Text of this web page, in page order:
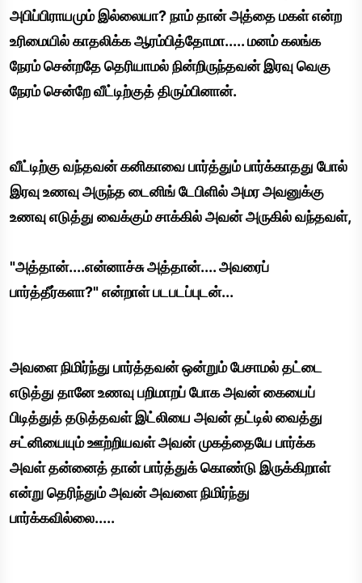
அபிப்பிராயமும் இல்லையா? நாம் தான் அத்தை மகள் என்ற
உரிமையில் காதலிக்க ஆரம்பித்தோமா..... மனம் கலங்க
நேரம் சென்றதே தெரியாமல் நின்றிருந்தவன் இரவு வெகு
நேரம் சென்றே வீட்டிற்குத் திரும்பினான்.
வீட்டிற்கு வந்தவன் கனிகாவை பார்த்தும் பார்க்காதது போல்
இரவு உணவு அருந்த டைனிங் டேபிளில் அமர அவனுக்கு
உணவு எடுத்து வைக்கும் சாக்கில் அவன் அருகில் வந்தவள்,
"அத்தான்....என்னாச்சு அத்தான்.... அவரைப்
பார்த்தீர்களா?" என்றாள் படபடப்புடன்...
அவளை நிமிர்ந்து பார்த்தவன் ஒன்றும் பேசாமல் தட்டை
எடுத்து தானே உணவு பறிமாறப் போக அவன் கையைப்
பிடித்துத் தடுத்தவள் இட்லியை அவன் தட்டில் வைத்து
சட்னியையும் ஊற்றியவள் அவன் முகத்தையே பார்க்க
அவள் தன்னைத் தான் பார்த்துக் கொண்டு இருக்கிறாள்
என்று தெரிந்தும் அவன் அவளை நிமிர்ந்து
பார்க்கவில்லை.....